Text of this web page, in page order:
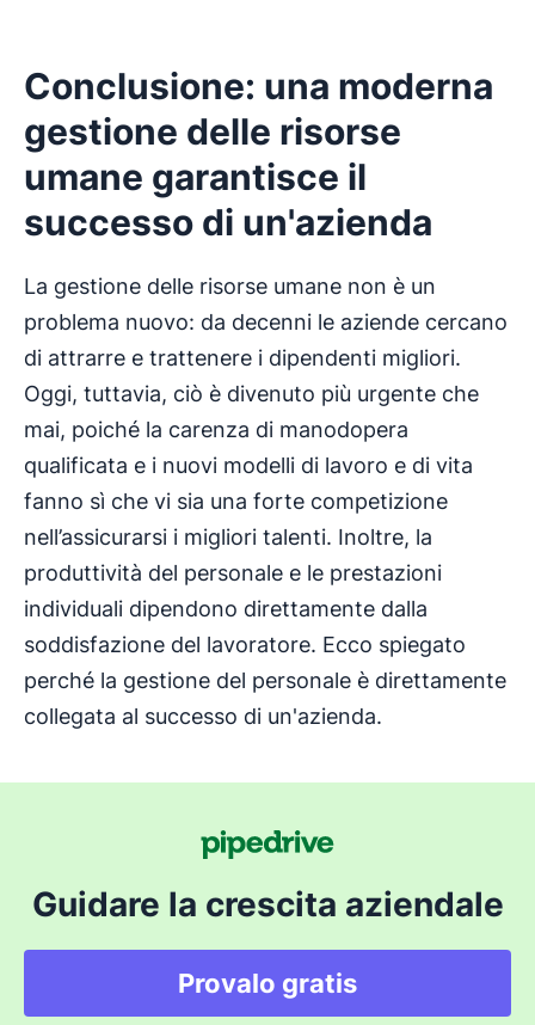
Conclusione: una moderna
gestione delle risorse
umane garantisce il
successo di un'azienda
La gestione delle risorse umane non è un
problema nuovo: da decenni le aziende cercano
di attrarre e trattenere i dipendenti migliori.
Oggi, tuttavia, ciò è divenuto più urgente che
mai, poiché la carenza di manodopera
qualificata e i nuovi modelli di lavoro e di vita
fanno sì che vi sia una forte competizione
nell’assicurarsi i migliori talenti. Inoltre, la
produttività del personale e le prestazioni
individuali dipendono direttamente dalla
soddisfazione del lavoratore. Ecco spiegato
perché la gestione del personale è direttamente
collegata al successo di un'azienda.
Guidare la crescita aziendale
Provalo gratis